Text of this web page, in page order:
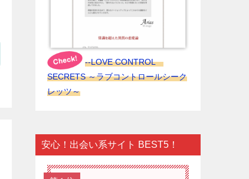
--LOVE CONTROL
SECRETS ～ラブコントロールシーク
レッツ～
安心！出会い系サイト BEST5！